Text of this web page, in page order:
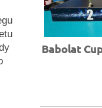
Babolat